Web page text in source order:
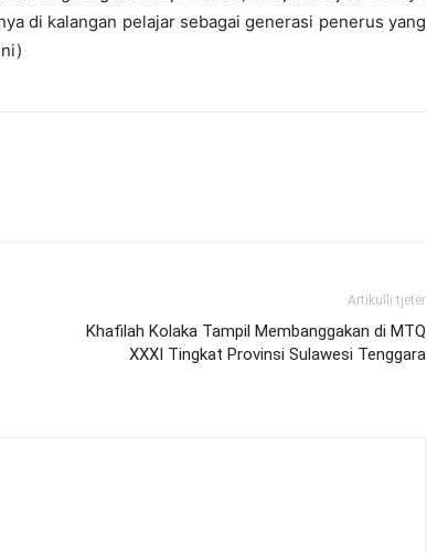
di kalangan pelajar sebagai generasi penerus yang
Artikulli tjetër
Khafilah Kolaka Tampil Membanggakan di MTQ
XXXI Tingkat Provinsi Sulawesi Tenggara